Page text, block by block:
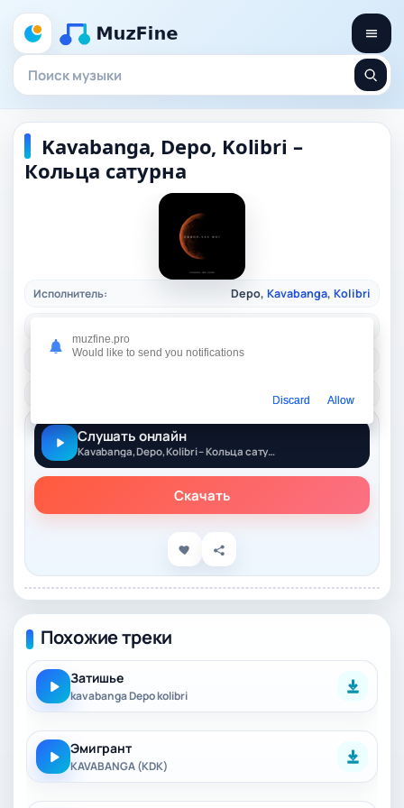
Kavabanga, Depo, Kolibri –
Кольца сатурна
Исполнитель: Depo, Kavabanga, Kolibri
Качество:
rusrap/ 2024
Слушать онлайн
Kavabanga, Depo, Kolibri – Кольца сатурна
Скачать
Похожие треки
Затишье
kavabanga Depo kolibri
Эмигрант
KAVABANGA (KDK)
muzfine.pro
Would like to send you notifications
Discard Allow